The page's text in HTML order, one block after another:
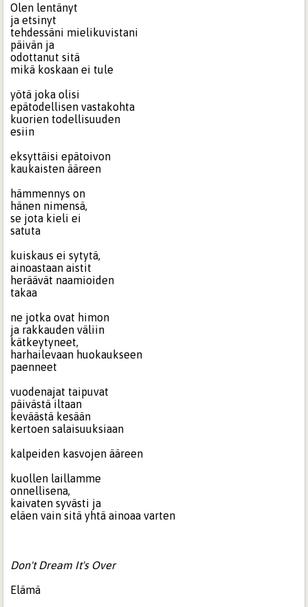
Olen lentänyt
ja etsinyt
tehdessäni mielikuvistani
päivän ja
odottanut sitä
mikä koskaan ei tule
yötä joka olisi
epätodellisen vastakohta
kuorien todellisuuden
esiin
eksyttäisi epätoivon
kaukaisten ääreen
hämmennys on
hänen nimensä,
se jota kieli ei
satuta
kuiskaus ei sytytä,
ainoastaan aistit
heräävät naamioiden
takaa
ne jotka ovat himon
ja rakkauden väliin
kätkeytyneet,
harhailevaan huokaukseen
paenneet
vuodenajat taipuvat
päivästä iltaan
keväästä kesään
kertoen salaisuuksiaan
kalpeiden kasvojen ääreen
kuollen laillamme
onnellisena,
kaivaten syvästi ja
eläen vain sitä yhtä ainoaa varten
Don't Dream It's Over
Elämä